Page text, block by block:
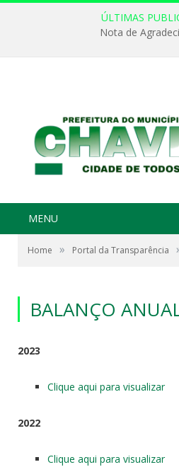
ÚLTIMAS
Nota de
MENU
Home » Portal da Transparência
BALANÇO
2023
Clique aqui para visualizar
2022
Clique aqui para visualizar